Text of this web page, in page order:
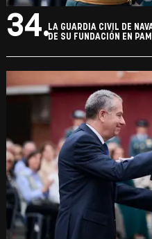
34.LA GUARDIA CIVIL DE
DE SU FUNDACIÓN EN